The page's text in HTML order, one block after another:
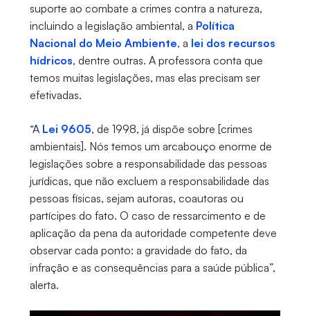
suporte ao combate a crimes contra a natureza,
incluindo a legislação ambiental, a Política
Nacional do Meio Ambiente, a lei dos recursos
hídricos, dentre outras. A professora conta que
temos muitas legislações, mas elas precisam ser
efetivadas.
“A Lei 9605, de 1998, já dispõe sobre [crimes
ambientais]. Nós temos um arcabouço enorme de
legislações sobre a responsabilidade das pessoas
jurídicas, que não excluem a responsabilidade das
pessoas físicas, sejam autoras, coautoras ou
partícipes do fato. O caso de ressarcimento e de
aplicação da pena da autoridade competente deve
observar cada ponto: a gravidade do fato, da
infração e as consequências para a saúde pública”,
alerta.